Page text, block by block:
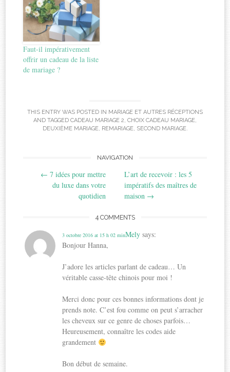
Faut-il impérativement
offrir un cadeau de la liste
de mariage ?
THIS ENTRY WAS POSTED IN MARIAGE ET AUTRES RÉCEPTIONS
AND TAGGED CADEAU MARIAGE 2, CHOIX CADEAU MARIAGE,
DEUXIÈME MARIAGE, REMARIAGE, SECOND MARIAGE.
navigation
NAVIGATION
← 7 idées pour mettre
du luxe dans votre
quotidien
L’art de recevoir : les 5
impératifs des maîtres de
maison →
4 COMMENTS
Mely says:
3 octobre 2016 at 15 h 02 min
Bonjour Hanna,
J’adore les articles parlant de cadeau… Un
véritable casse-tête chinois pour moi !
Merci donc pour ces bonnes informations dont je
prends note. C’est fou comme on peut s’arracher
les cheveux sur ce genre de choses parfois…
Heureusement, connaître les codes aide
grandement
Bon début de semaine.